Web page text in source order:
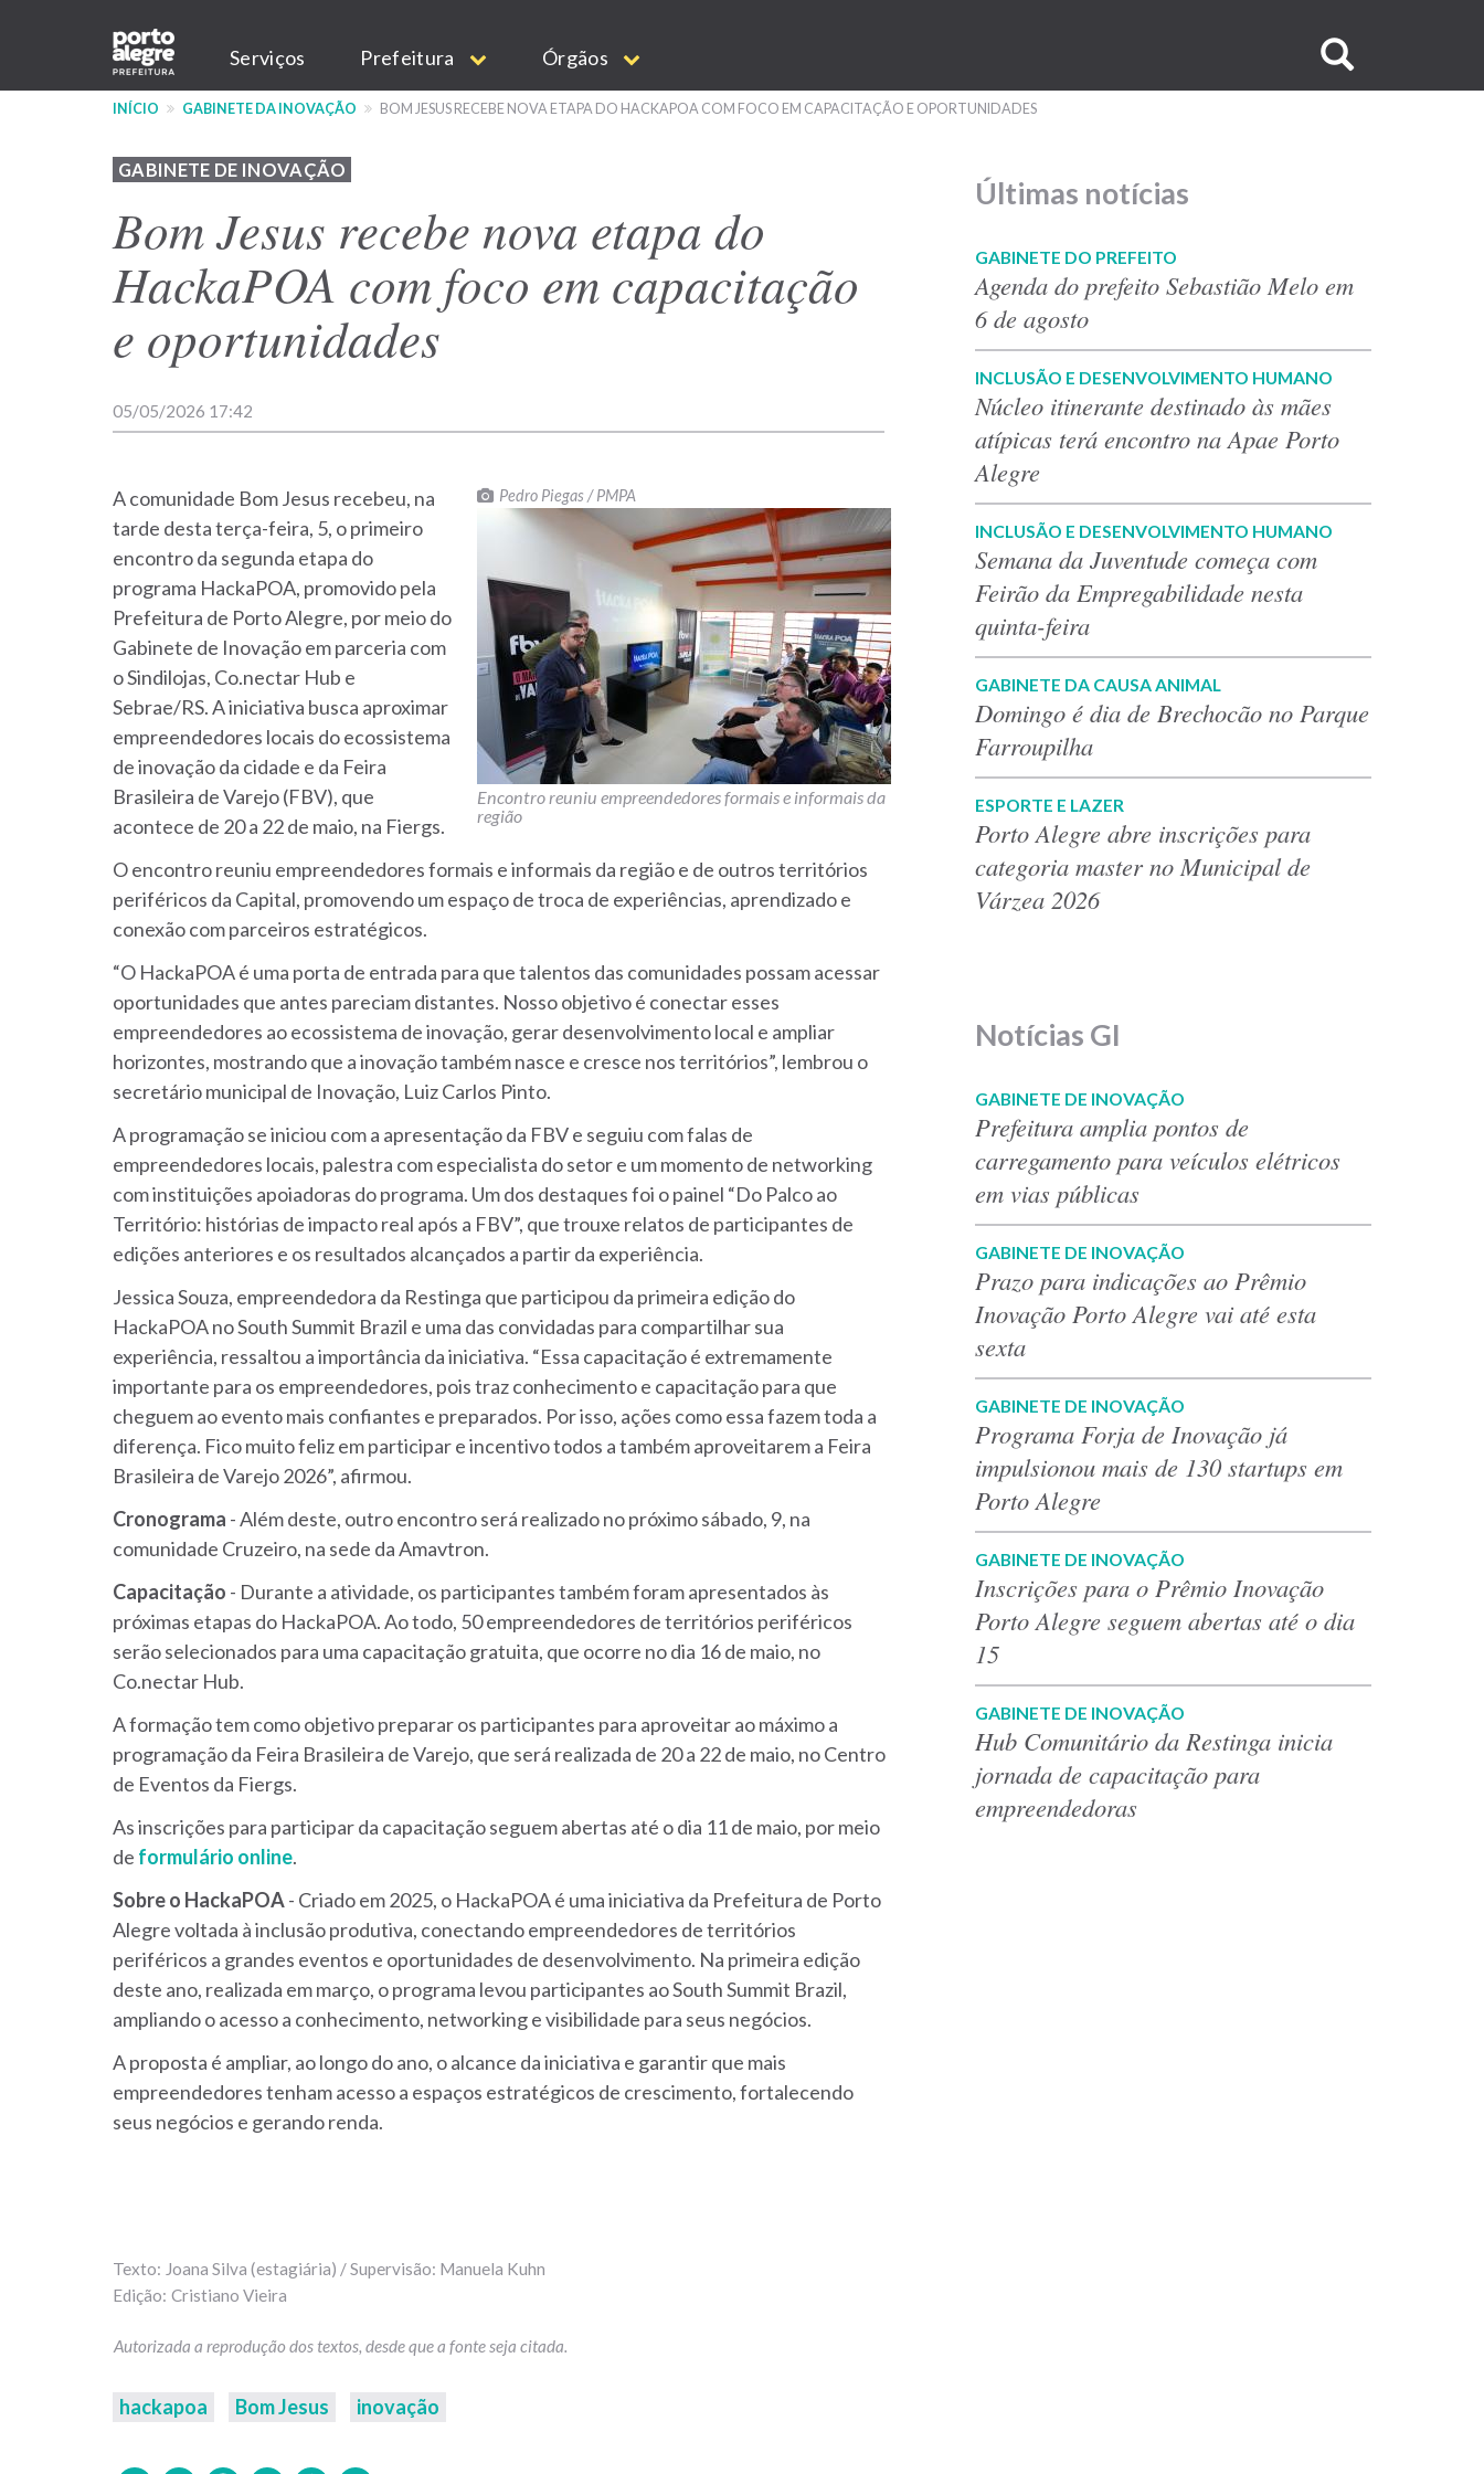
conteúdo
Main
navigation
Serviços Prefeitura Órgãos
no
INÍCIO GABINETE DA INOVAÇÃO BOM JESUS RECEBE NOVA ETAPA DO HACKAPOA COM FOCO EM CAPACITAÇÃO E OPORTUNIDADES
GABINETE DE INOVAÇÃO
Bom Jesus recebe nova etapa do
HackaPOA com foco em capacitação
e oportunidades
05/05/2026 17:42
Pedro Piegas / PMPA
Encontro reuniu empreendedores formais e informais da
região
A comunidade Bom Jesus recebeu, na
tarde desta terça-feira, 5, o primeiro
encontro da segunda etapa do
programa HackaPOA, promovido pela
Prefeitura de Porto Alegre, por meio do
Gabinete de Inovação em parceria com
o Sindilojas, Co.nectar Hub e
Sebrae/RS. A iniciativa busca aproximar
empreendedores locais do ecossistema
de inovação da cidade e da Feira
Brasileira de Varejo (FBV), que
acontece de 20 a 22 de maio, na Fiergs.
O encontro reuniu empreendedores formais e informais da região e de outros territórios
periféricos da Capital, promovendo um espaço de troca de experiências, aprendizado e
conexão com parceiros estratégicos.
“O HackaPOA é uma porta de entrada para que talentos das comunidades possam acessar
oportunidades que antes pareciam distantes. Nosso objetivo é conectar esses
empreendedores ao ecossistema de inovação, gerar desenvolvimento local e ampliar
horizontes, mostrando que a inovação também nasce e cresce nos territórios”, lembrou o
secretário municipal de Inovação, Luiz Carlos Pinto.
A programação se iniciou com a apresentação da FBV e seguiu com falas de
empreendedores locais, palestra com especialista do setor e um momento de networking
com instituições apoiadoras do programa. Um dos destaques foi o painel “Do Palco ao
Território: histórias de impacto real após a FBV”, que trouxe relatos de participantes de
edições anteriores e os resultados alcançados a partir da experiência.
Jessica Souza, empreendedora da Restinga que participou da primeira edição do
HackaPOA no South Summit Brazil e uma das convidadas para compartilhar sua
experiência, ressaltou a importância da iniciativa. “Essa capacitação é extremamente
importante para os empreendedores, pois traz conhecimento e capacitação para que
cheguem ao evento mais confiantes e preparados. Por isso, ações como essa fazem toda a
diferença. Fico muito feliz em participar e incentivo todos a também aproveitarem a Feira
Brasileira de Varejo 2026”, afirmou.
Cronograma - Além deste, outro encontro será realizado no próximo sábado, 9, na
comunidade Cruzeiro, na sede da Amavtron.
Capacitação - Durante a atividade, os participantes também foram apresentados às
próximas etapas do HackaPOA. Ao todo, 50 empreendedores de territórios periféricos
serão selecionados para uma capacitação gratuita, que ocorre no dia 16 de maio, no
Co.nectar Hub.
A formação tem como objetivo preparar os participantes para aproveitar ao máximo a
programação da Feira Brasileira de Varejo, que será realizada de 20 a 22 de maio, no Centro
de Eventos da Fiergs.
As inscrições para participar da capacitação seguem abertas até o dia 11 de maio, por meio
de formulário online.
Sobre o HackaPOA- Criado em 2025, o HackaPOA é uma iniciativa da Prefeitura de Porto
Alegre voltada à inclusão produtiva, conectando empreendedores de territórios
periféricos a grandes eventos e oportunidades de desenvolvimento. Na primeira edição
deste ano, realizada em março, o programa levou participantes ao South Summit Brazil,
ampliando o acesso a conhecimento, networking e visibilidade para seus negócios.
A proposta é ampliar, ao longo do ano, o alcance da iniciativa e garantir que mais
empreendedores tenham acesso a espaços estratégicos de crescimento, fortalecendo
seus negócios e gerando renda.
Joana Silva (estagiária) / Supervisão: Manuela Kuhn
Cristiano Vieira
hackapoa Bom Jesus inovação
Últimas notícias
GABINETE DO PREFEITO
Agenda do prefeito Sebastião Melo em
6 de agosto
INCLUSÃO E DESENVOLVIMENTO HUMANO
Núcleo itinerante destinado às mães
atípicas terá encontro na Apae Porto
Alegre
INCLUSÃO E DESENVOLVIMENTO HUMANO
Semana da Juventude começa com
Feirão da Empregabilidade nesta
quinta-feira
GABINETE DA CAUSA ANIMAL
Domingo é dia de Brechocão no Parque
Farroupilha
ESPORTE E LAZER
Porto Alegre abre inscrições para
categoria master no Municipal de
Várzea 2026
Notícias GI
GABINETE DE INOVAÇÃO
Prefeitura amplia pontos de
carregamento para veículos elétricos
em vias públicas
GABINETE DE INOVAÇÃO
Prazo para indicações ao Prêmio
Inovação Porto Alegre vai até esta
sexta
GABINETE DE INOVAÇÃO
Programa Forja de Inovação já
impulsionou mais de 130 startups em
Porto Alegre
GABINETE DE INOVAÇÃO
Inscrições para o Prêmio Inovação
Porto Alegre seguem abertas até o dia
15
GABINETE DE INOVAÇÃO
Hub Comunitário da Restinga inicia
jornada de capacitação para
empreendedoras